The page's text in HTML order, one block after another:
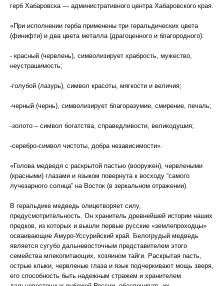
герб Хабаровска — административного центра Хабаровского края.
«При исполнении герба применены три геральдических цвета
(финифти) и два цвета металла (драгоценного и благородного):
- красный (червлень), символизирует храбрость, мужество,
неустрашимость;
-голубой (лазурь), символ красоты, мягкости и величия;
-черный (чернь), символизирует благоразумие, смирение, печаль;
-золото – символ богатства, справедливости, великодушия;
-серебро-символ чистоты, добра независимости».
«Голова медведя с раскрытой пастью (вооружен), червлеными
(красными) глазами и языком повернута к восходу “самого
лучезарного солнца” на Восток (в зеркальном отражении).
В геральдике медведь олицетворяет силу,
предусмотрительность. Он хранитель древнейшей истории наших
предков, из которых и вышли первые русские «землепроходцы»
осваивающие Амуро-Уссурийский край. Белогрудый медведь
является сугубо дальневосточным представителем этого
семейства млекопитающих, хозяином тайги. Раскрытая пасть,
острые клыки, червленые глаза и язык подчеркивают мощь зверя,
его способность быть надежным стражем и хранителем